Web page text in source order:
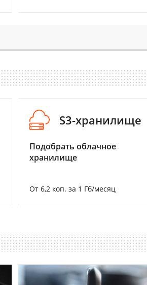
S3-хранилище
Подобрать облачное
хранилище
От 6,2 коп. за 1 Гб/месяц